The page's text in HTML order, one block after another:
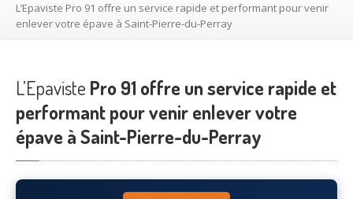
Dépollution de véhicule hors d’usage gratuit
Destruction de voiture agréé
Epaviste Gratuit
Rachatvoiture accidentée
Où?
L’Epaviste Pro 91 offre un service rapide et performant pour venir
enlever votre épave à Saint-Pierre-du-Perray
L’Epaviste Pro 91 offre un service rapide et
performant pour venir enlever votre
épave à Saint-Pierre-du-Perray